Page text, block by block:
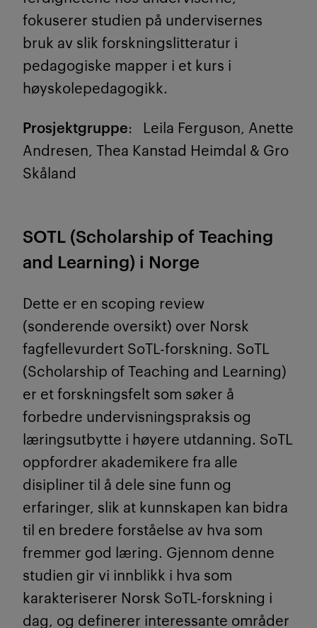
fokuserer studien på undervisernes
bruk av slik forskningslitteratur i
pedagogiske mapper i et kurs i
høyskolepedagogikk.
Prosjektgruppe: Leila Ferguson, Anette
Andresen, Thea Kanstad Heimdal & Gro
Skåland
SOTL (Scholarship of Teaching
and Learning) i Norge
Dette er en scoping review
(sonderende oversikt) over Norsk
fagfellevurdert SoTL-forskning. SoTL
(Scholarship of Teaching and Learning)
er et forskningsfelt som søker å
forbedre undervisningspraksis og
læringsutbytte i høyere utdanning. SoTL
oppfordrer akademikere fra alle
disipliner til å dele sine funn og
erfaringer, slik at kunnskapen kan bidra
til en bredere forståelse av hva som
fremmer god læring. Gjennom denne
studien gir vi innblikk i hva som
karakteriserer Norsk SoTL-forskning i
dag, og definerer interessante områder